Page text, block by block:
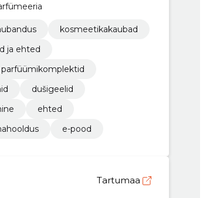
kosmeetikakaubad
ja ehted
parfüümikomplektid
dušigeelid
ehted
e-pood
Tartumaa